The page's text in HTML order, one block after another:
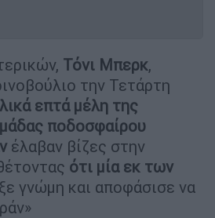
Τόνι Μπερκ,
την Τετάρτη
επτά μέλη της
ποδοσφαίρου
έλαβαν βίζες στην
ότι μία εκ των
γνώμη και αποφάσισε να